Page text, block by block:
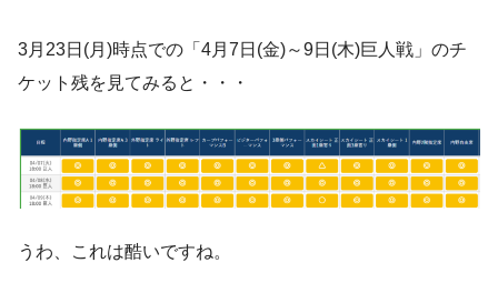
3月23日(月)時点での「4月7日(金)～9日(木)巨人戦」のチ
ケット残を見てみると・・・
うわ、これは酷いですね。